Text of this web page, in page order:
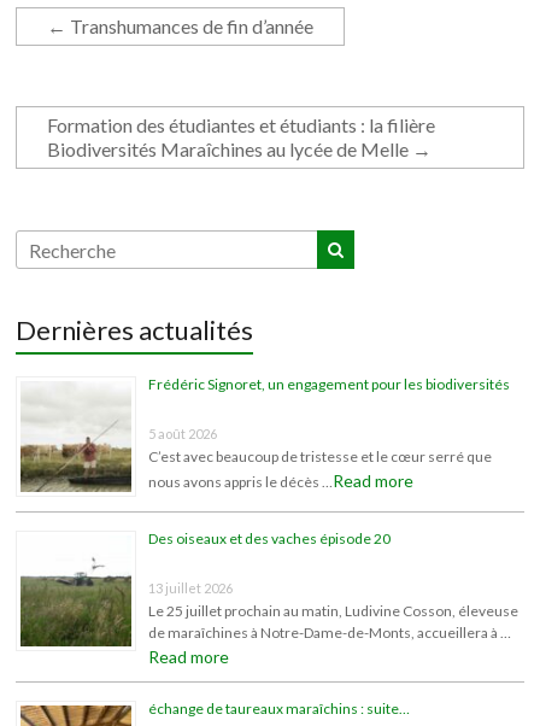
← Transhumances de fin d’année
Formation des étudiantes et étudiants : la filière
Biodiversités Maraîchines au lycée de Melle →
Dernières actualités
Frédéric Signoret, un engagement pour les biodiversités
5 août 2026
C’est avec beaucoup de tristesse et le cœur serré que
nous avons appris le décès …Read more
Des oiseaux et des vaches épisode 20
13 juillet 2026
Le 25 juillet prochain au matin, Ludivine Cosson, éleveuse
de maraîchines à Notre-Dame-de-Monts, accueillera à …
Read more
échange de taureaux maraîchins : suite…